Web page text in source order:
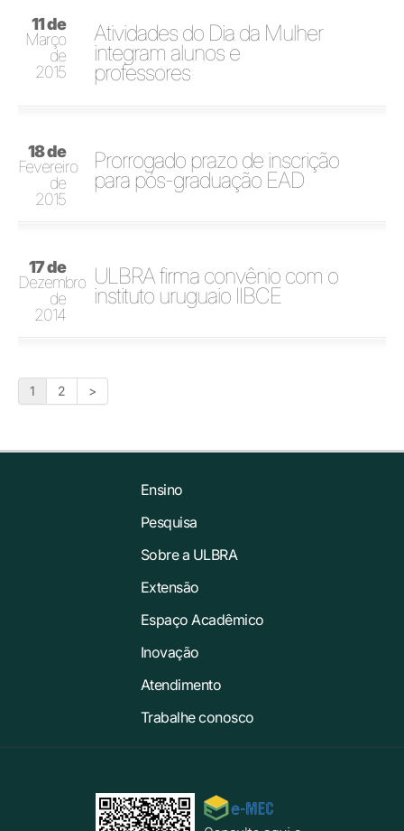
11 de
Março
de
2015
Atividades do Dia da Mulher
integram alunos e
professores
18 de
Fevereiro
de
2015
Prorrogado prazo de inscrição
para pós-graduação EAD
17 de
Dezembro
de
2014
ULBRA firma convênio com o
instituto uruguaio IIBCE
1 2 >
Ensino
Pesquisa
Sobre a ULBRA
Extensão
Espaço Acadêmico
Inovação
Atendimento
Trabalhe conosco